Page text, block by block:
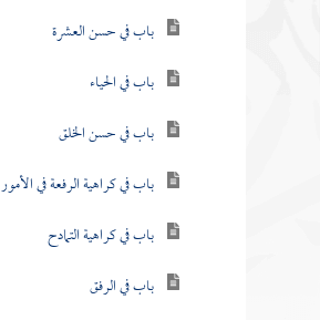
باب في حسن العشرة
باب في الحياء
باب في حسن الخلق
باب في كراهية الرفعة في الأمور
باب في كراهية التمادح
باب في الرفق